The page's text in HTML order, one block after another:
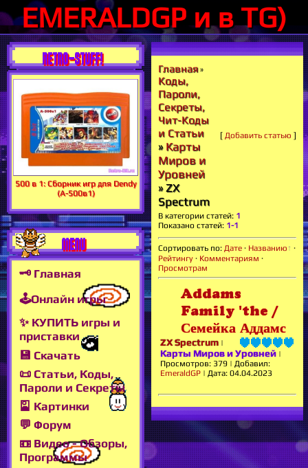
EMERALDGP и в TG)
RETRO-STUFF!
500 в 1: Сборник игр для Dendy
(А-500в1)
MENU
🗝 Главная
🕹Онлайн игры
✨ КУПИТЬ игры и
приставки
💾 Скачать
📜 Статьи, Коды,
Пароли и Секреты
🎴 Картинки
💬 Форум
📼 Видео - Обзоры,
Программы
Главная»
Коды,
Пароли,
Секреты,
Чит-Коды
и Статьи
» Карты
Миров и
Уровней
» ZX
Spectrum
[ Добавить статью ]
В категории статей: 1
Показано статей: 1-1
Сортировать по: Дате · Названию
·
Рейтингу · Комментариям ·
Просмотрам
Addams
Family 'the /
Семейка Аддамс
ZX Spectrum |
Карты Миров и Уровней |
Просмотров: 379 | Добавил:
EmeraldGP | Дата: 04.04.2023